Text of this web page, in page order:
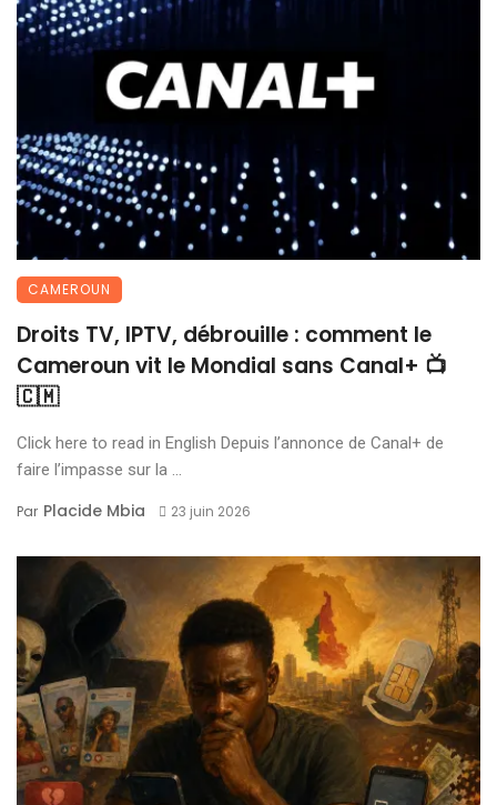
CAMEROUN
Droits TV, IPTV, débrouille : comment le
Cameroun vit le Mondial sans Canal+ 📺
🇨🇲
Click here to read in English Depuis l’annonce de Canal+ de
faire l’impasse sur la ...
Par Placide Mbia 23 juin 2026